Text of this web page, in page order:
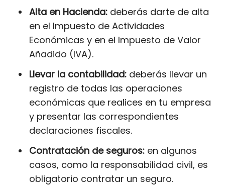
Alta en Hacienda: deberás darte de alta
en el Impuesto de Actividades
Económicas y en el Impuesto de Valor
Añadido (IVA).
Llevar la contabilidad: deberás llevar un
registro de todas las operaciones
económicas que realices en tu empresa
y presentar las correspondientes
declaraciones fiscales.
Contratación de seguros: en algunos
casos, como la responsabilidad civil, es
obligatorio contratar un seguro.